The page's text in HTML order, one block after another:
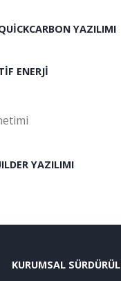
YAZILIMI
ENERJI
YAZILIMI
KURUMSAL